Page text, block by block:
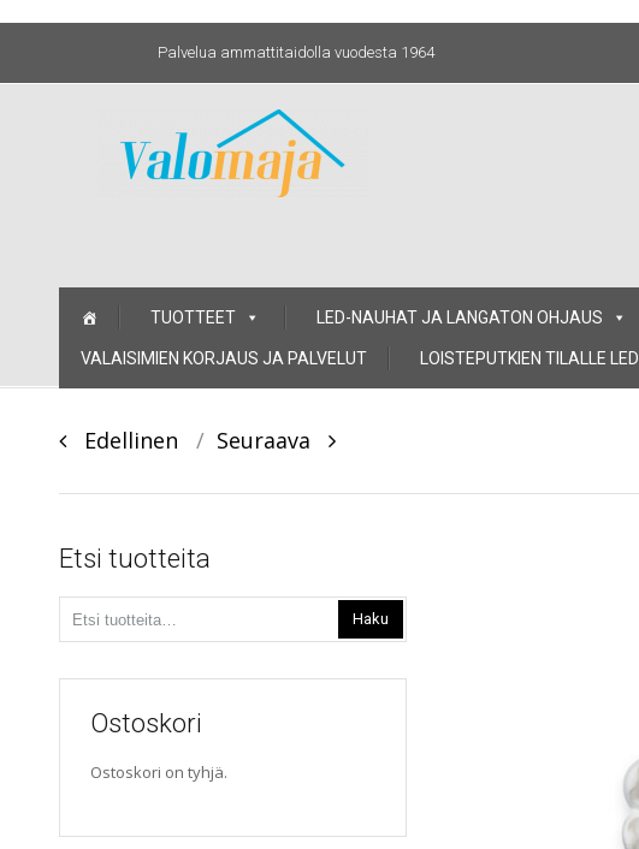
Palvelua ammattitaidolla vuodesta 1964
TUOTTEET LED-NAUHAT JA LANGATON OHJAUS
VALAISIMIEN KORJAUS JA PALVELUT LOISTEPUTKIEN TILALLE LED
Post
Edellinen Seuraava
Etsi tuotteita
Haku
Ostoskori
Ostoskori on tyhjä.